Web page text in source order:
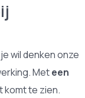
je wil denken onze
Meteen
komt te zien.